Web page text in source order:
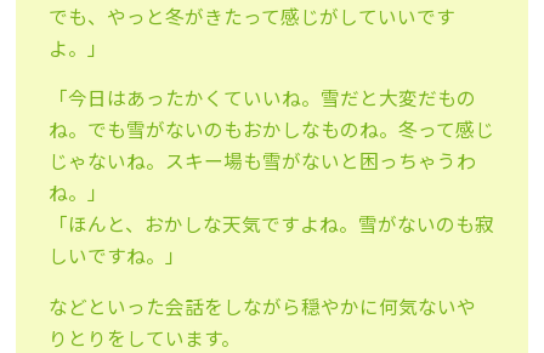
でも、やっと冬がきたって感じがしていいです
よ。」
「今日はあったかくていいね。雪だと大変だもの
ね。でも雪がないのもおかしなものね。冬って感じ
じゃないね。スキー場も雪がないと困っちゃうわ
ね。」
「ほんと、おかしな天気ですよね。雪がないのも寂
しいですね。」
などといった会話をしながら穏やかに何気ないや
りとりをしています。